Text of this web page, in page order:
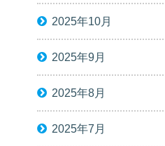
2025年10月
2025年9月
2025年8月
2025年7月